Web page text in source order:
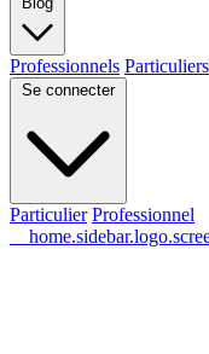
Professionnels Particuliers
Se connecter
Particulier Professionnel